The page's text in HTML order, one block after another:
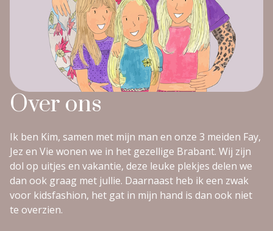
Over ons
Ik ben Kim, samen met mijn man en onze 3 meiden Fay,
Jez en Vie wonen we in het gezellige Brabant. Wij zijn
dol op uitjes en vakantie, deze leuke plekjes delen we
dan ook graag met jullie. Daarnaast heb ik een zwak
voor kidsfashion, het gat in mijn hand is dan ook niet
te overzien.